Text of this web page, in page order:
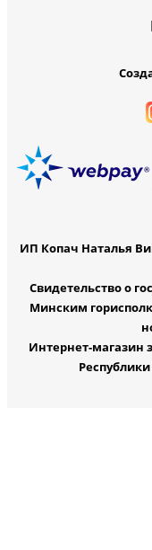
ИП Копач Наталья
Свидетельство о
Минским
Интернет-магазин
Республики